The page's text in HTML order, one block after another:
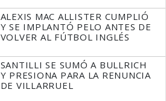
ALEXIS MAC ALLISTER CUMPLIÓ
Y SE IMPLANTÓ PELO ANTES DE
VOLVER AL FÚTBOL INGLÉS
SANTILLI SE SUMÓ A BULLRICH
Y PRESIONA PARA LA RENUNCIA
DE VILLARRUEL